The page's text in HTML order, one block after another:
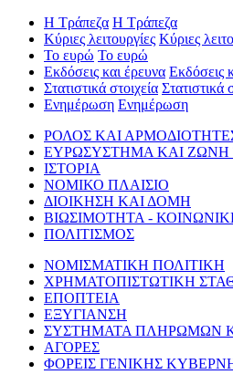
Η Τράπεζα Η Τράπεζα
Κύριες λειτουργίες Κύριες
Το ευρώ Το ευρώ
Εκδόσεις και έρευνα Εκδόσεις
Στατιστικά στοιχεία Στατιστικά
Ενημέρωση Ενημέρωση
ΡΟΛΟΣ ΚΑΙ
ΕΥΡΩΣΥΣΤΗΜΑ ΚΑΙ ΖΩΝΗ
ΙΣΤΟΡΙΑ
ΝΟΜΙΚΟ ΠΛΑΙΣΙΟ
ΔΙΟΙΚΗΣΗ ΚΑΙ ΔΟΜΗ
ΒΙΩΣΙΜΟΤΗΤΑ -
ΠΟΛΙΤΙΣΜΟΣ
ΝΟΜΙΣΜΑΤΙΚΗ ΠΟΛΙΤΙΚΗ
ΧΡΗΜΑΤΟΠΙΣΤΩΤΙΚΗ
ΕΠΟΠΤΕΙΑ
ΕΞΥΓΙΑΝΣΗ
ΣΥΣΤΗΜΑΤΑ ΠΛΗΡΩΜΩΝ
ΑΓΟΡΕΣ
ΦΟΡΕΙΣ ΓΕΝΙΚΗΣ